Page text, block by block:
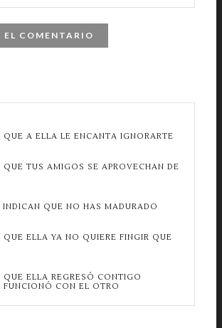
QUE A ELLA LE ENCANTA IGNORARTE
QUE TUS AMIGOS SE APROVECHAN DE
INDICAN QUE NO HAS MADURADO
QUE ELLA YA NO QUIERE FINGIR QUE
QUE ELLA REGRESÓ CONTIGO
FUNCIONÓ CON EL OTRO